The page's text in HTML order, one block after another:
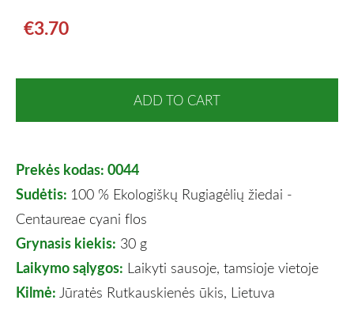
€3.70
ADD TO CART
Prekės kodas: 0044
Sudėtis: 100 % Ekologiškų Rugiagėlių žiedai -
Centaureae cyani flos
Grynasis kiekis: 30 g
Laikymo sąlygos: Laikyti sausoje, tamsioje vietoje
Kilmė: Jūratės Rutkauskienės ūkis, Lietuva